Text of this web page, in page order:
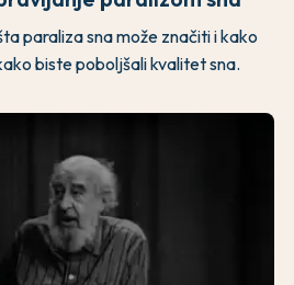
paraliza sna može značiti i kako
biste poboljšali kvalitet sna.